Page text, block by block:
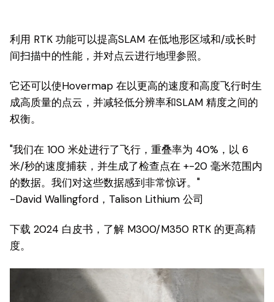
利用 RTK 功能可以提高SLAM 在低地形区域和/或长时
间扫描中的性能，并对点云进行地理参照。
它还可以使Hovermap 在以更高的速度和高度飞行时生
成高质量的点云，并减轻低分辨率和SLAM 精度之间的
权衡。
"我们在 100 米处进行了飞行，重叠率为 40%，以 6
米/秒的速度捕获，并生成了检查点在 +-20 毫米范围内
的数据。我们对这些数据感到非常惊讶。"
-David Wallingford，Talison Lithium 公司
下载 2024 白皮书，了解 M300/M350 RTK 的更高精
度。